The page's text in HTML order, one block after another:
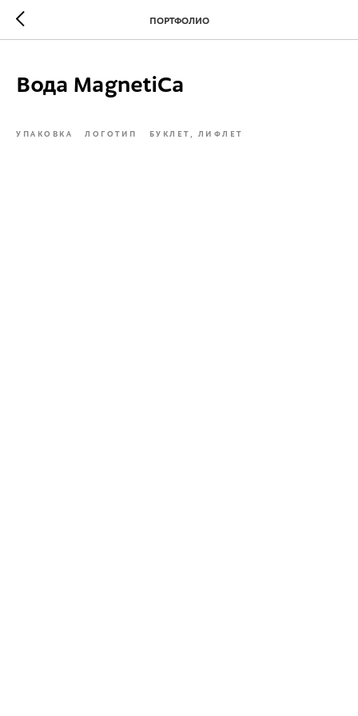
ПОРТФОЛИО
Вода MagnetiCa
УПАКОВКА ЛОГОТИП БУКЛЕТ, ЛИФЛЕТ